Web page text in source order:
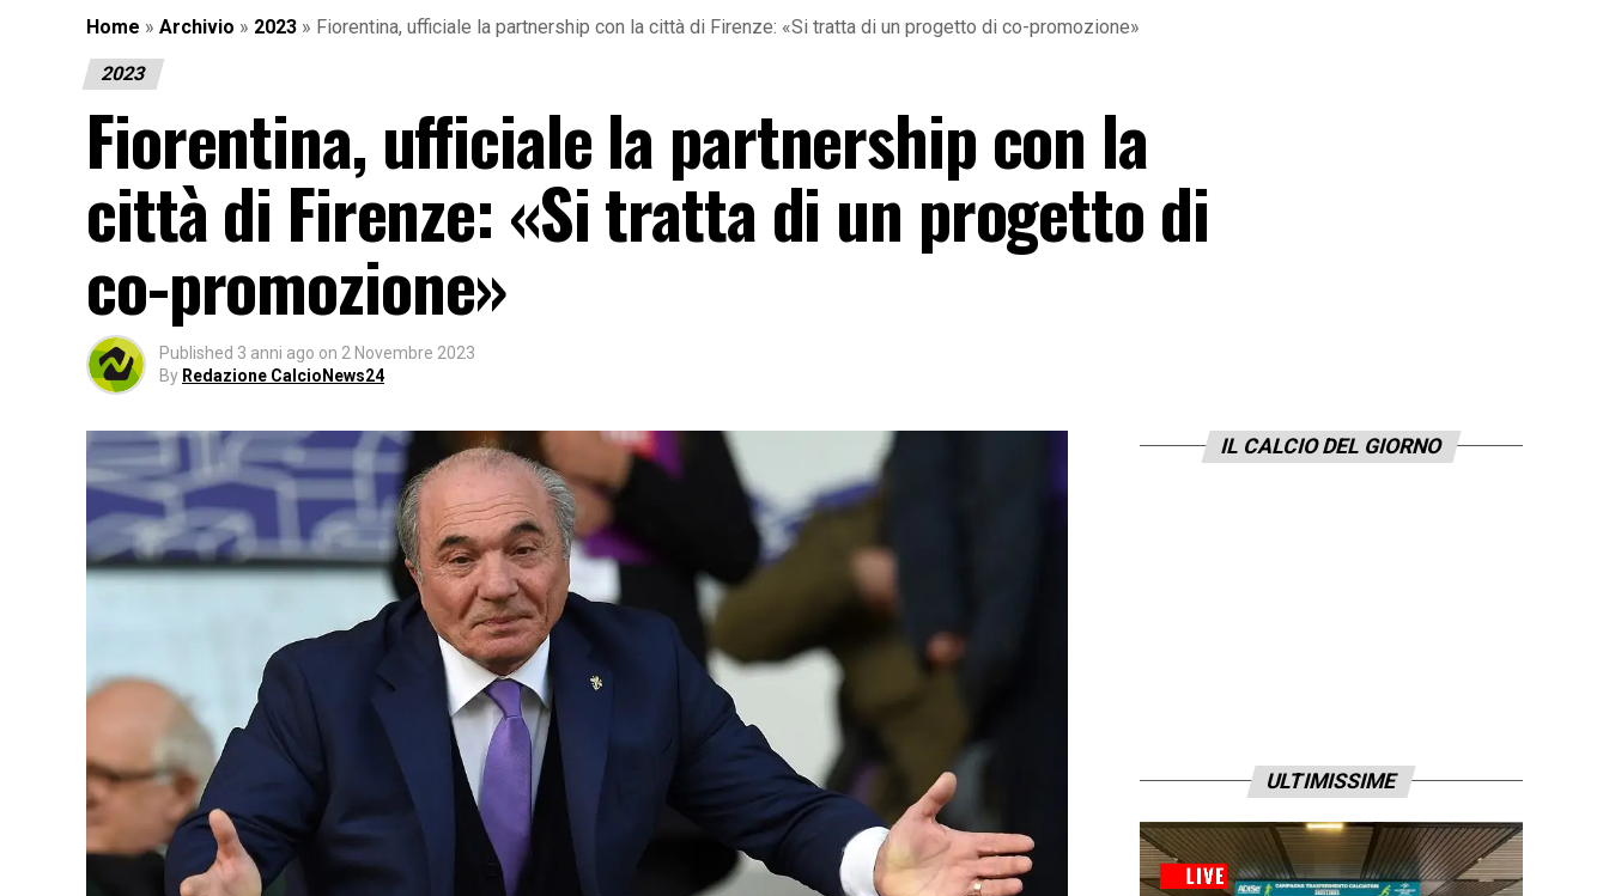
Home » Archivio » 2023 » Fiorentina, ufficiale la partnership con la città di Firenze: «Si tratta di un progetto di co-promozione»
2023
Fiorentina, ufficiale la partnership con la
città di Firenze: «Si tratta di un progetto di
co-promozione»
Published 3 anni ago on 2 Novembre 2023
By Redazione CalcioNews24
IL CALCIO DEL GIORNO
ULTIMISSIME